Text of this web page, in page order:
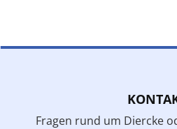
Fragen rund um Diercke